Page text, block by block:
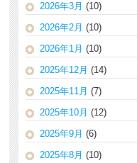
2026年3月 (10)
2026年2月 (10)
2026年1月 (10)
2025年12月 (14)
2025年11月 (7)
2025年10月 (12)
2025年9月 (6)
2025年8月 (10)